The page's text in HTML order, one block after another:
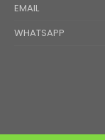
EMAIL
WHATSAPP